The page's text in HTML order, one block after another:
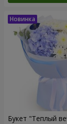
Букет "Теплый